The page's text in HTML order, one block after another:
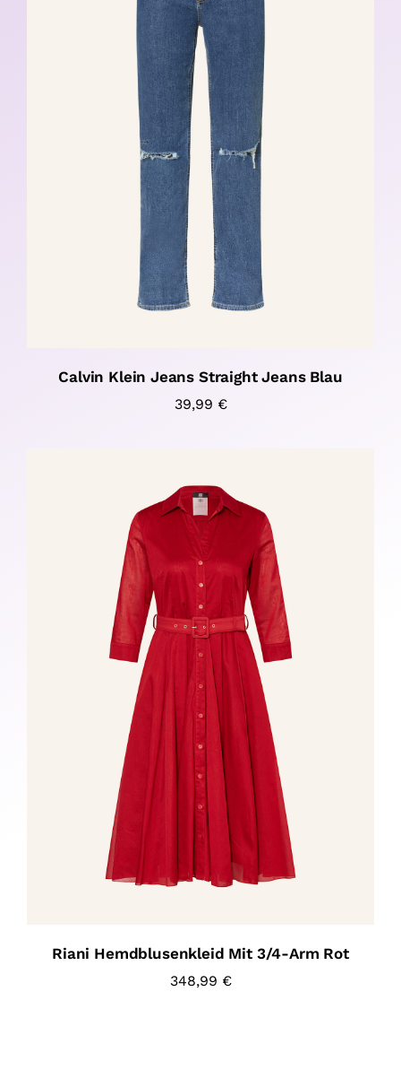
Calvin Klein Jeans Straight Jeans Blau
39,99 €
Riani Hemdblusenkleid Mit 3/4-Arm Rot
348,99 €